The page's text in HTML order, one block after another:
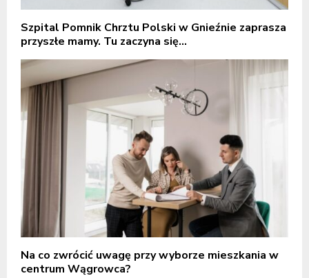
Szpital Pomnik Chrztu Polski w Gnieźnie zaprasza
przyszłe mamy. Tu zaczyna się...
Na co zwrócić uwagę przy wyborze mieszkania w
centrum Wągrowca?